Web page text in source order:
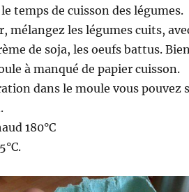
temps de cuisson des légumes.
mélangez les légumes cuits,
de soja, les oeufs battus.
à manqué de papier cuisson.
dans le moule vous pouvez
180°C